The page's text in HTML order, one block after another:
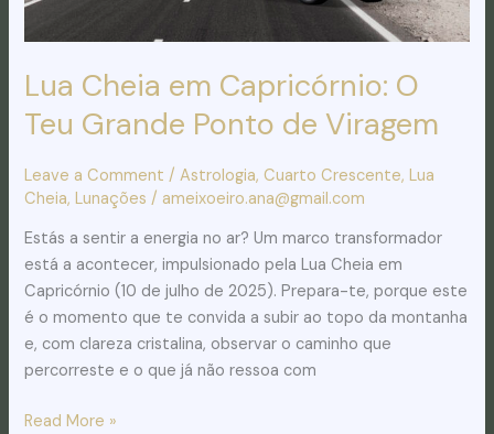
Lua Cheia em Capricórnio: O
Teu Grande Ponto de Viragem
Leave a Comment /Astrologia,Cuarto Crescente,Lua
Cheia,Lunações / ameixoeiro.ana@gmail.com
Estás a sentir a energia no ar? Um marco transformador
está a acontecer, impulsionado pela Lua Cheia em
Capricórnio (10 de julho de 2025). Prepara-te, porque este
é o momento que te convida a subir ao topo da montanha
e, com clareza cristalina, observar o caminho que
percorreste e o que já não ressoa com
Read More »